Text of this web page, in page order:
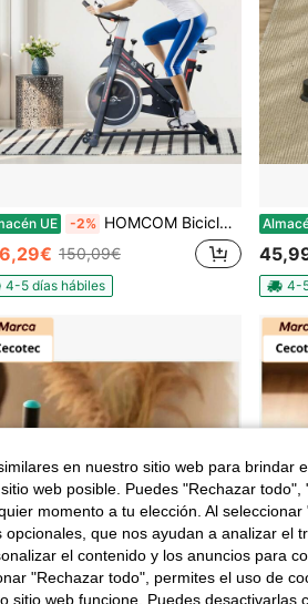
UE -2% HOMCOM Bicicleta Estática Resistencia Ajustable Bicicleta Fitness Ciclo Indoor con Volante Inercia 8 kg Pantalla LCD con Pulsómetro Sillín y Manillar Ajustables Soporte para Tableta 103x48x115 cm
150,09€
4-5 días hábiles 4-
en nuestro sitio web para brindar
web posible. Puedes "Rechazar
momento a tu elección. Al seleccionar
que nos ayudan a analizar el
el contenido y los anuncios para
"Rechazar todo", permites el uso de
sitio web funcione. Puedes desactivarlas